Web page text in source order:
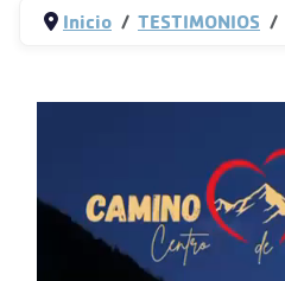
Inicio TESTIMONIOS
Detalles